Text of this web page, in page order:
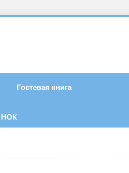
Гостевая книга
НОК